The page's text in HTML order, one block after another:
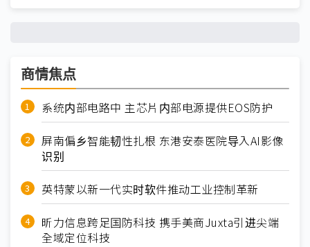
商情焦点
系统内部电路中 主芯片内部电源提供EOS防护
屏南偏乡智能韧性扎根 东港安泰医院导入AI影像
识别
英特蒙以新一代实时软件推动工业控制革新
昕力信息跨足国防科技 携手美商Juxta引进尖端
全域定位科技